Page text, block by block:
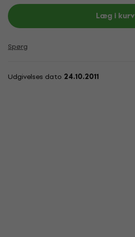
Læg i kurv
Spørg
Udgivelses dato 24.10.2011